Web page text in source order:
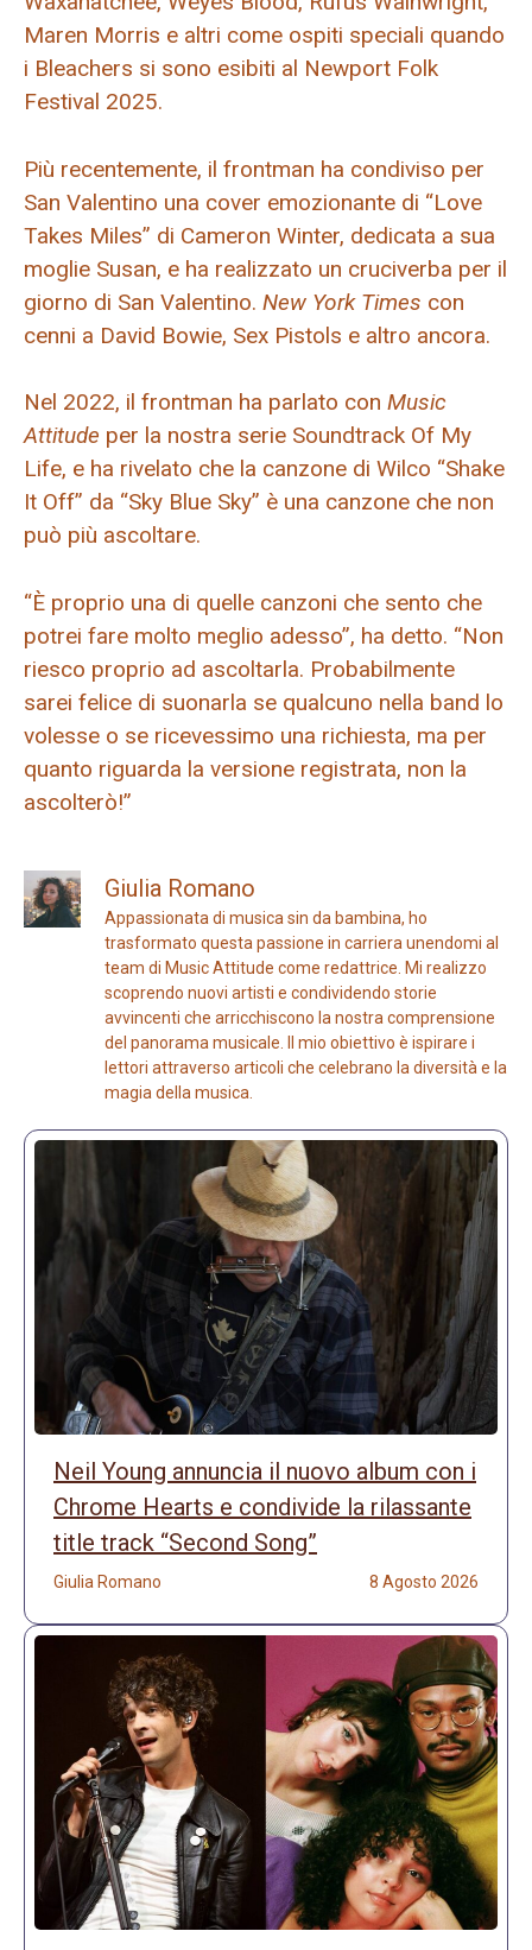
Maren Morris e altri come ospiti speciali quando
i Bleachers si sono esibiti al Newport Folk
Festival 2025.
Più recentemente, il frontman ha condiviso per
San Valentino una cover emozionante di “Love
Takes Miles” di Cameron Winter, dedicata a sua
moglie Susan, e ha realizzato un cruciverba per il
giorno di San Valentino. New York Times con
cenni a David Bowie, Sex Pistols e altro ancora.
Nel 2022, il frontman ha parlato con Music
Attitude per la nostra serie Soundtrack Of My
Life, e ha rivelato che la canzone di Wilco “Shake
It Off” da “Sky Blue Sky” è una canzone che non
può più ascoltare.
“È proprio una di quelle canzoni che sento che
potrei fare molto meglio adesso”, ha detto. “Non
riesco proprio ad ascoltarla. Probabilmente
sarei felice di suonarla se qualcuno nella band lo
volesse o se ricevessimo una richiesta, ma per
quanto riguarda la versione registrata, non la
ascolterò!”
Giulia Romano
Appassionata di musica sin da bambina, ho
trasformato questa passione in carriera unendomi al
team di Music Attitude come redattrice. Mi realizzo
scoprendo nuovi artisti e condividendo storie
avvincenti che arricchiscono la nostra comprensione
del panorama musicale. Il mio obiettivo è ispirare i
lettori attraverso articoli che celebrano la diversità e la
magia della musica.
Neil Young annuncia il nuovo album con i
Chrome Hearts e condivide la rilassante
title track “Second Song”
Giulia Romano 8 Agosto 2026